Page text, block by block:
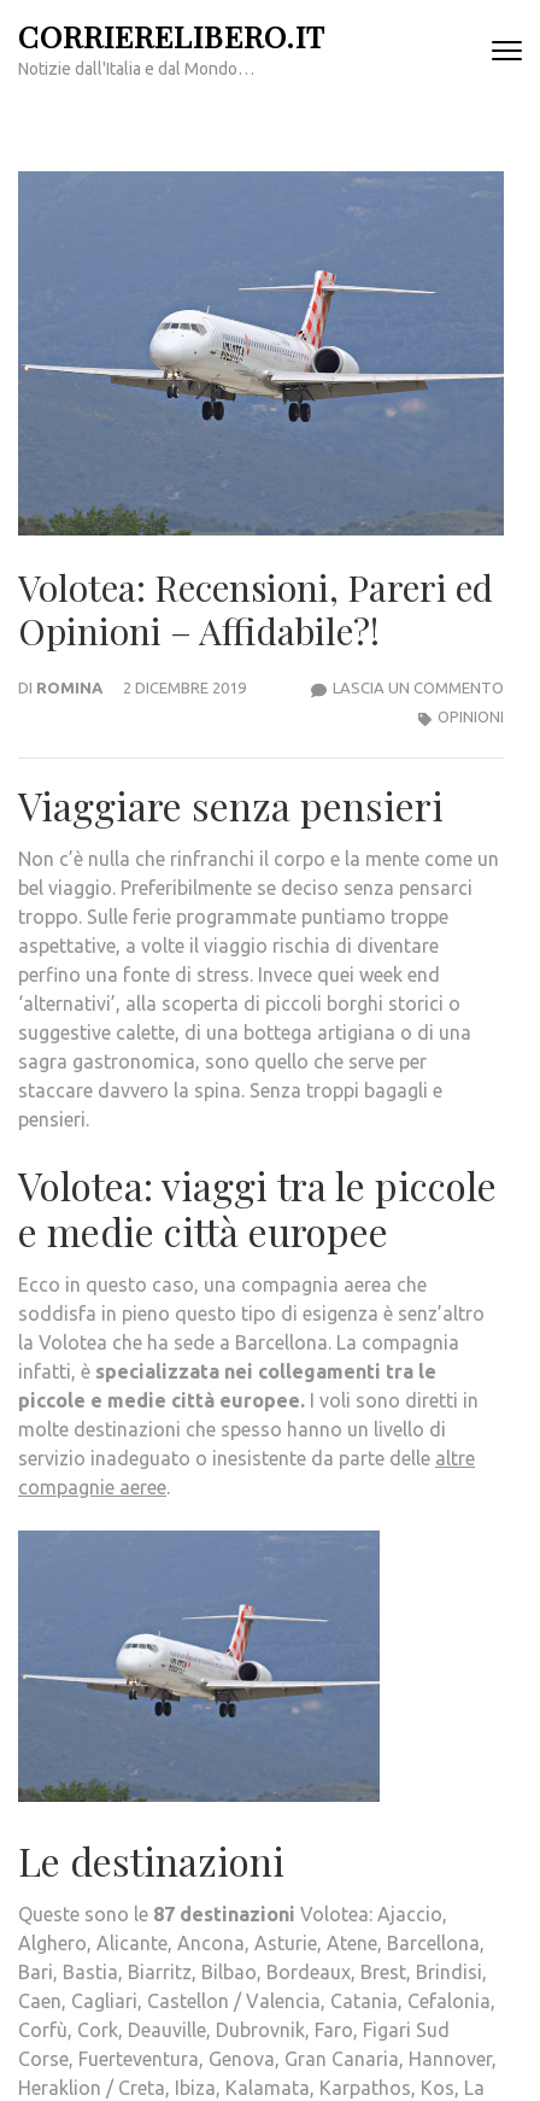
contenuto
CORRIERELIBERO.IT
Notizie dall'Italia e dal Mondo…
Volotea: Recensioni, Pareri ed
Opinioni – Affidabile?!
DI ROMINA 2 DICEMBRE 2019 LASCIA UN COMMENTO
OPINIONI
Viaggiare senza pensieri
Non c’è nulla che rinfranchi il corpo e la mente come un
bel viaggio. Preferibilmente se deciso senza pensarci
troppo. Sulle ferie programmate puntiamo troppe
aspettative, a volte il viaggio rischia di diventare
perfino una fonte di stress. Invece quei week end
‘alternativi’, alla scoperta di piccoli borghi storici o
suggestive calette, di una bottega artigiana o di una
sagra gastronomica, sono quello che serve per
staccare davvero la spina. Senza troppi bagagli e
pensieri.
Volotea: viaggi tra le piccole
e medie città europee
Ecco in questo caso, una compagnia aerea che
soddisfa in pieno questo tipo di esigenza è senz’altro
la Volotea che ha sede a Barcellona. La compagnia
infatti, è specializzata nei collegamenti tra le
piccole e medie città europee. I voli sono diretti in
molte destinazioni che spesso hanno un livello di
servizio inadeguato o inesistente da parte delle altre
compagnie aeree.
Le destinazioni
Queste sono le 87 destinazioni Volotea: Ajaccio,
Alghero, Alicante, Ancona, Asturie, Atene, Barcellona,
Bari, Bastia, Biarritz, Bilbao, Bordeaux, Brest, Brindisi,
Caen, Cagliari, Castellon / Valencia, Catania, Cefalonia,
Corfù, Cork, Deauville, Dubrovnik, Faro, Figari Sud
Corse, Fuerteventura, Genova, Gran Canaria, Hannover,
Heraklion / Creta, Ibiza, Kalamata, Karpathos, Kos, La